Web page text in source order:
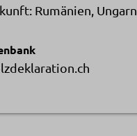
Rumänien, Ungarn